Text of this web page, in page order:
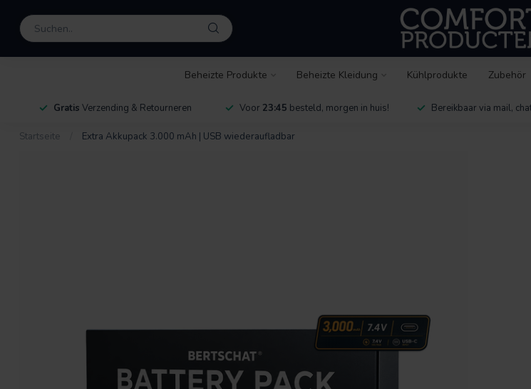
Beheizte Produkte Beheizte Kleidung Kühlprodukte Zubehör
Gratis Verzending & Retourneren Voor 23:45 besteld, morgen in huis! Bereikbaar via mail,
Startseite Extra Akkupack 3.000 mAh | USB wiederaufladbar